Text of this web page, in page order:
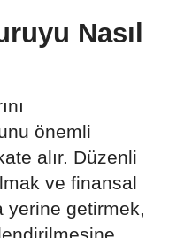
Nasıl
önemli
alır. Düzenli
ve finansal
yerine getirmek,